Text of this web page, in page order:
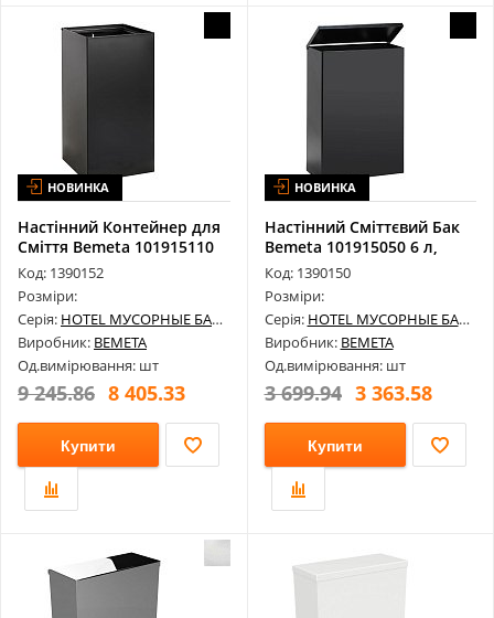
НОВИНКА
Настінний Контейнер для
Сміття Bemeta 101915110
25 л...
Код: 1390152
Розміри:
Серія: HOTEL МУСОРНЫЕ БАКИ
Виробник: BEMETA
Од.вимірювання: шт
9 245.86 8 405.33
Купити
НОВИНКА
Настінний Сміттєвий Бак
Bemeta 101915050 6 л,
Нержав...
Код: 1390150
Розміри:
Серія: HOTEL МУСОРНЫЕ БАКИ
Виробник: BEMETA
Од.вимірювання: шт
3 699.94 3 363.58
Купити